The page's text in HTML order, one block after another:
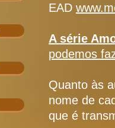
EAD
A série
podemos
Quanto às
nome de
que é